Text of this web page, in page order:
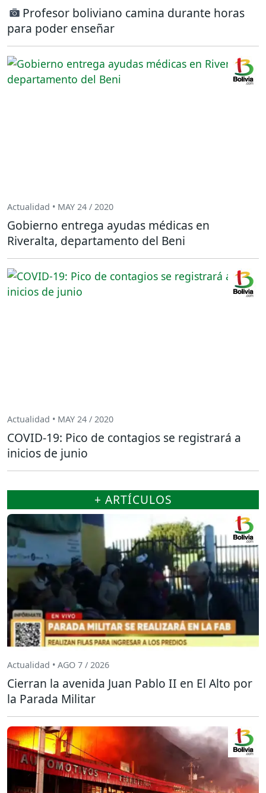
Profesor boliviano camina durante horas
para poder enseñar
Actualidad • MAY 24 / 2020
Gobierno entrega ayudas médicas en
Riveralta, departamento del Beni
Actualidad • MAY 24 / 2020
COVID-19: Pico de contagios se registrará a
inicios de junio
+ ARTÍCULOS
Actualidad • AGO 7 / 2026
Cierran la avenida Juan Pablo II en El Alto por
la Parada Militar